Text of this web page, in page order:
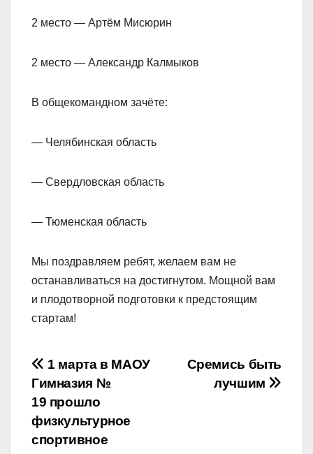
2 место — Артём Мисюрин
2 место — Александр Калмыков
В общекомандном зачёте:
— Челябинская область
— Свердловская область
— Тюменская область
Мы поздравляем ребят, желаем вам не
останавливаться на достигнутом. Мощной вам
и плодотворной подготовки к предстоящим
стартам!
Навигация
по
записям
Сремись быть
лучшим
1 марта в МАОУ
Гимназия №
19 прошло
физкультурное
спортивное